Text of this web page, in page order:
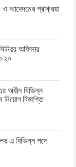
আবেদনের প্রক্রিয়া
অফিসার
অধীন বিভিন্ন
বিজ্ঞপ্তি
এ বিভিন্ন পদে